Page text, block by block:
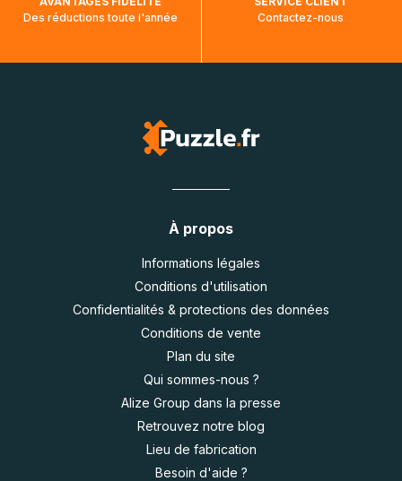
Des réductions toute l'année
Contactez-nous
À propos
Informations légales
Conditions d'utilisation
Confidentialités & protections des données
Conditions de vente
Plan du site
Qui sommes-nous ?
Alize Group dans la presse
Retrouvez notre blog
Lieu de fabrication
Besoin d'aide ?